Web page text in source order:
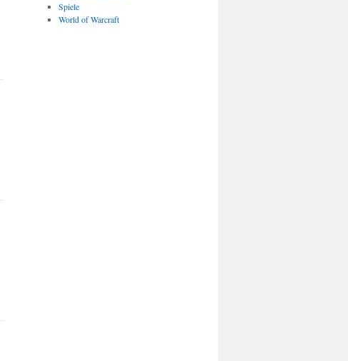
Spiele
World of Warcraft